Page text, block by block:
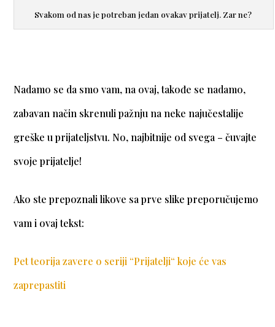
Svakom od nas je potreban jedan ovakav prijatelj. Zar ne?
Nadamo se da smo vam, na ovaj, takođe se nadamo,
zabavan način skrenuli pažnju na neke najučestalije
greške u prijateljstvu. No, najbitnije od svega – čuvajte
svoje prijatelje!
Ako ste prepoznali likove sa prve slike preporučujemo
vam i ovaj tekst:
Pet teorija zavere o seriji “Prijatelji“ koje će vas
zaprepastiti